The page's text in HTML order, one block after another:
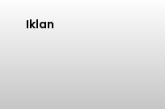
Iklan